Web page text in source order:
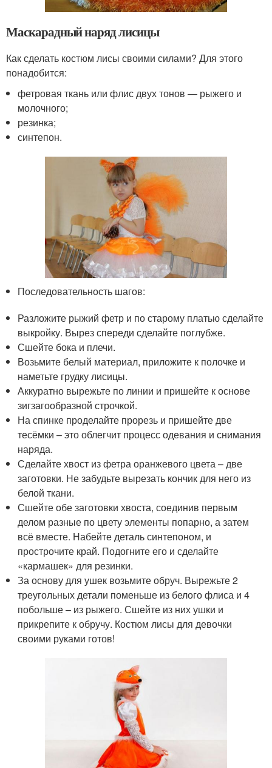
Маскарадный наряд лисицы
Как сделать костюм лисы своими силами? Для этого
понадобится:
фетровая ткань или флис двух тонов — рыжего и
молочного;
резинка;
синтепон.
Последовательность шагов:
Разложите рыжий фетр и по старому платью сделайте
выкройку. Вырез спереди сделайте поглубже.
Сшейте бока и плечи.
Возьмите белый материал, приложите к полочке и
наметьте грудку лисицы.
Аккуратно вырежьте по линии и пришейте к основе
зигзагообразной строчкой.
На спинке проделайте прорезь и пришейте две
тесёмки – это облегчит процесс одевания и снимания
наряда.
Сделайте хвост из фетра оранжевого цвета – две
заготовки. Не забудьте вырезать кончик для него из
белой ткани.
Сшейте обе заготовки хвоста, соединив первым
делом разные по цвету элементы попарно, а затем
всё вместе. Набейте деталь синтепоном, и
прострочите край. Подогните его и сделайте
«кармашек» для резинки.
За основу для ушек возьмите обруч. Вырежьте 2
треугольных детали поменьше из белого флиса и 4
побольше – из рыжего. Сшейте из них ушки и
прикрепите к обручу. Костюм лисы для девочки
своими руками готов!